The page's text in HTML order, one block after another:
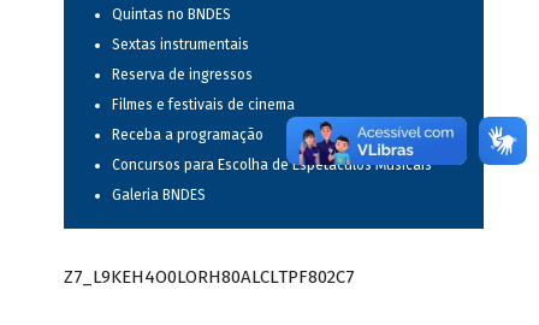
Quintas no BNDES
Sextas instrumentais
Reserva de ingressos
Filmes e festivais de cinema
Receba a programação
Concursos para Escolha de Espetáculos Musicais
Galeria BNDES
Z7_L9KEH4O0LORH80ALCLTPF802C7